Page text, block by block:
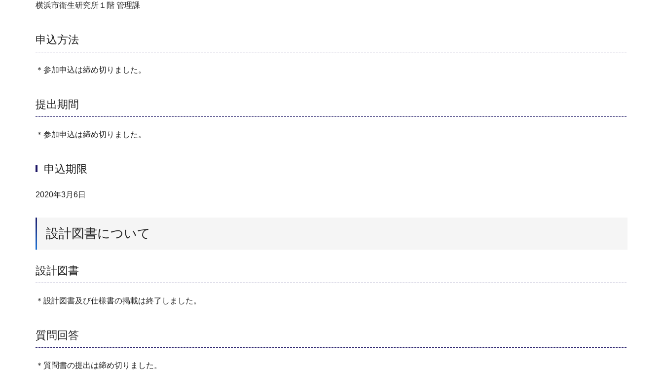
横浜市衛⽣研究所１階 管理課
申込方法
＊参加申込は締め切りました。
提出期間
＊参加申込は締め切りました。
申込期限
2020年3月6日
設計図書について
設計図書
＊設計図書及び仕様書の掲載は終了しました。
質問回答
＊質問書の提出は締め切りました。